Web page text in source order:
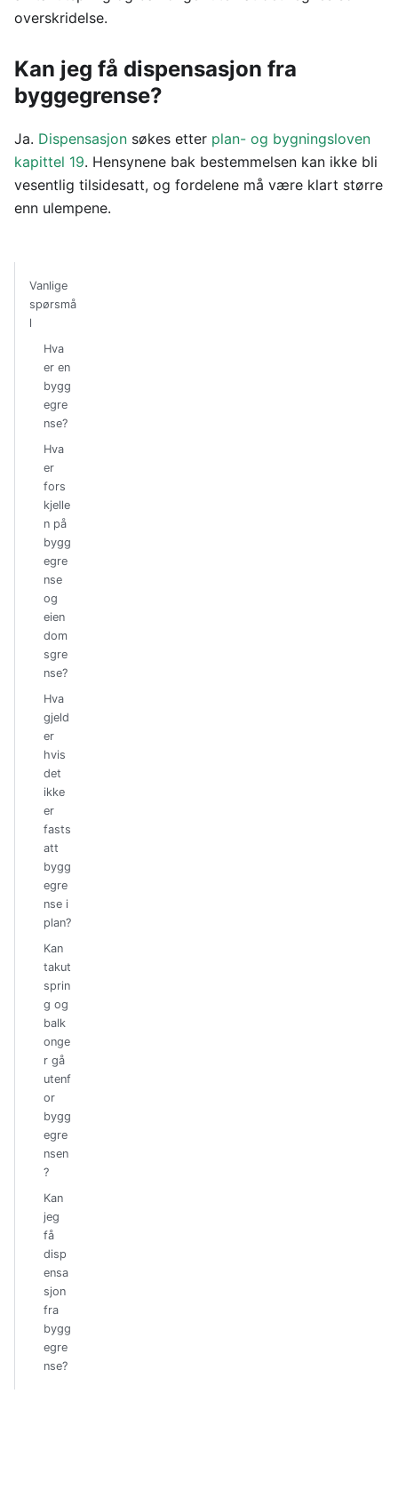
overskridelse.
Kan jeg få dispensasjon fra
byggegrense?
Ja. Dispensasjon søkes etter plan- og bygningsloven
kapittel 19. Hensynene bak bestemmelsen kan ikke bli
vesentlig tilsidesatt, og fordelene må være klart større
enn ulempene.
Vanlige
spørsmå
l
Hva
er en
bygg
egre
nse?
Hva
er
fors
kjelle
n på
bygg
egre
nse
og
eien
dom
sgre
nse?
Hva
gjeld
er
hvis
det
ikke
er
fasts
att
bygg
egre
nse i
plan?
Kan
takut
sprin
g og
balk
onge
r gå
utenf
or
bygg
egre
nsen
?
Kan
jeg
få
disp
ensa
sjon
fra
bygg
egre
nse?